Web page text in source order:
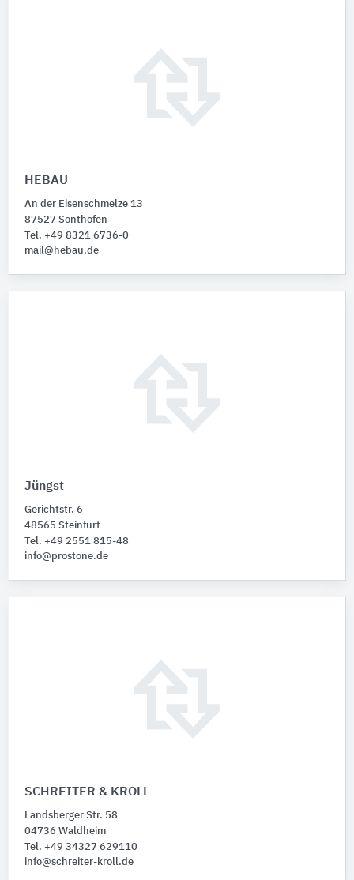
HEBAU
An der Eisenschmelze 13
87527 Sonthofen
Tel. +49 8321 6736-0
mail@hebau.de
Jüngst
Gerichtstr. 6
48565 Steinfurt
Tel. +49 2551 815-48
info@prostone.de
SCHREITER & KROLL
Landsberger Str. 58
04736 Waldheim
Tel. +49 34327 629110
info@schreiter-kroll.de